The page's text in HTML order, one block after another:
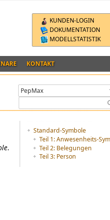
KUNDEN-LOGIN
DOKUMENTATION
MODELLSTATISTIK
KONTAKT
Standard-Symbole
Teil 1: Anwesenheits-
Teil 2: Belegungen
Teil 3: Person
.